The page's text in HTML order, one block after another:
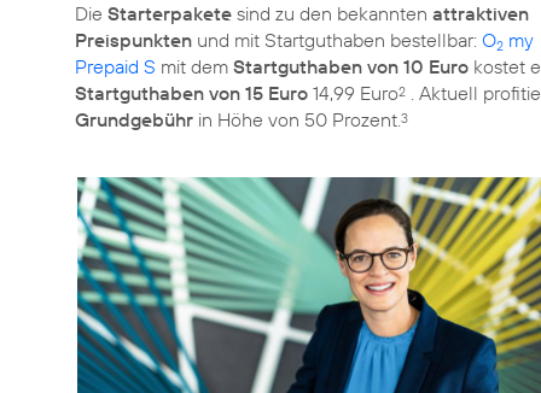
Die Starterpakete sind zu den bekannten attraktiven
Preispunkten und mit Startguthaben bestellbar: O2 my
Prepaid S mit dem Startguthaben von 10 Euro kostet
Startguthaben von 15 Euro 14,99 Euro2 . Aktuell
Grundgebühr in Höhe von 50 Prozent.3